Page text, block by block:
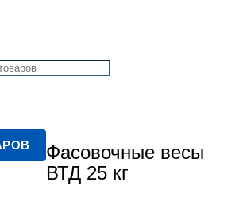
Фасовочные весы
ВТД 25 кг